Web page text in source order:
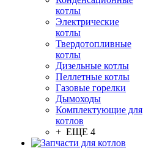
котлы
Электрические
котлы
Твердотопливные
котлы
Дизельные котлы
Пеллетные котлы
Газовые горелки
Дымоходы
Комплектующие для
котлов
+ ЕЩЕ 4